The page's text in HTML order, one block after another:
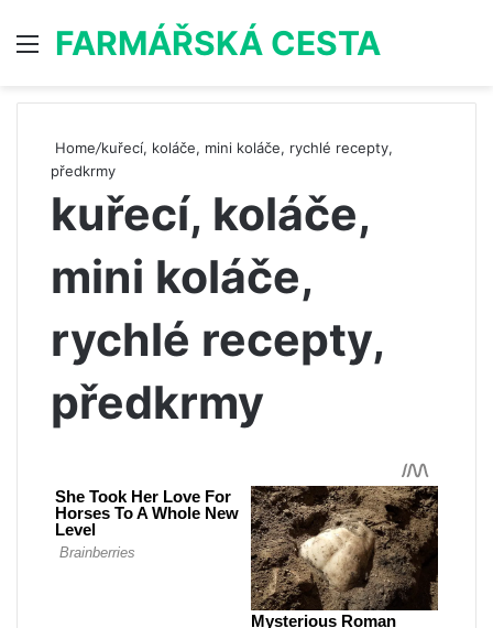
Menu
FARMÁŘSKÁ CESTA
Home/kuřecí, koláče, mini koláče, rychlé recepty,
předkrmy
kuřecí, koláče,
mini koláče,
rychlé recepty,
předkrmy